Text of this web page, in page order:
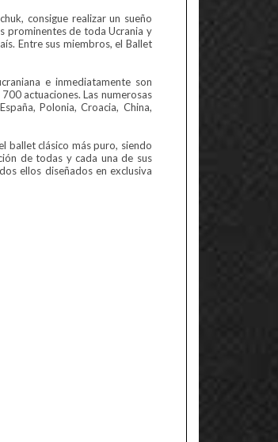
consigue realizar un sueño
prominentes de toda Ucrania y
Entre sus miembros, el Ballet
e inmediatamente son
actuaciones. Las numerosas
Polonia, Croacia, China,
ballet clásico más puro, siendo
de todas y cada una de sus
ellos diseñados en exclusiva